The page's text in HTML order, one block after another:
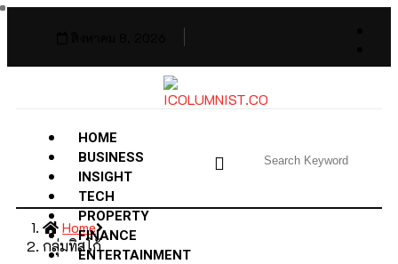
HOME
BUSINESS
INSIGHT
TECH
PROPERTY
FINANCE
ENTERTAINMENT
Home
กลุ่มทิสโก้